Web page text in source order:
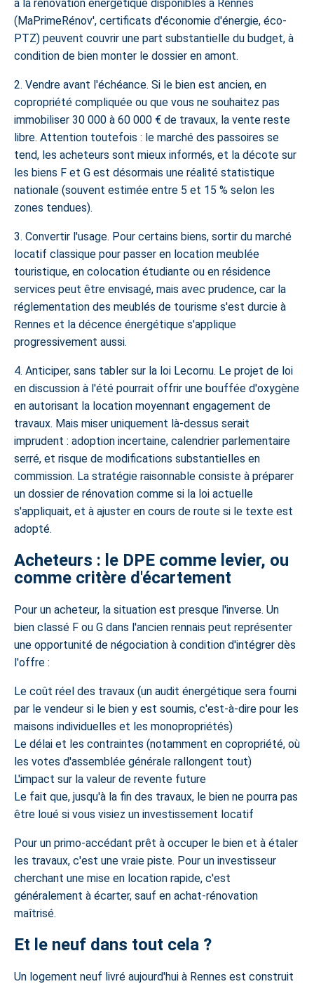
à la rénovation énergétique disponibles à Rennes
(MaPrimeRénov', certificats d'économie d'énergie, éco-
PTZ) peuvent couvrir une part substantielle du budget, à
condition de bien monter le dossier en amont.
2. Vendre avant l'échéance. Si le bien est ancien, en
copropriété compliquée ou que vous ne souhaitez pas
immobiliser 30 000 à 60 000 € de travaux, la vente reste
libre. Attention toutefois : le marché des passoires se
tend, les acheteurs sont mieux informés, et la décote sur
les biens F et G est désormais une réalité statistique
nationale (souvent estimée entre 5 et 15 % selon les
zones tendues).
3. Convertir l'usage. Pour certains biens, sortir du marché
locatif classique pour passer en location meublée
touristique, en colocation étudiante ou en résidence
services peut être envisagé, mais avec prudence, car la
réglementation des meublés de tourisme s'est durcie à
Rennes et la décence énergétique s'applique
progressivement aussi.
4. Anticiper, sans tabler sur la loi Lecornu. Le projet de loi
en discussion à l'été pourrait offrir une bouffée d'oxygène
en autorisant la location moyennant engagement de
travaux. Mais miser uniquement là-dessus serait
imprudent : adoption incertaine, calendrier parlementaire
serré, et risque de modifications substantielles en
commission. La stratégie raisonnable consiste à préparer
un dossier de rénovation comme si la loi actuelle
s'appliquait, et à ajuster en cours de route si le texte est
adopté.
Acheteurs : le DPE comme levier, ou
comme critère d'écartement
Pour un acheteur, la situation est presque l'inverse. Un
bien classé F ou G dans l'ancien rennais peut représenter
une opportunité de négociation à condition d'intégrer dès
l'offre :
Le coût réel des travaux (un audit énergétique sera fourni
par le vendeur si le bien y est soumis, c'est-à-dire pour les
maisons individuelles et les monopropriétés)
Le délai et les contraintes (notamment en copropriété, où
les votes d'assemblée générale rallongent tout)
L'impact sur la valeur de revente future
Le fait que, jusqu'à la fin des travaux, le bien ne pourra pas
être loué si vous visiez un investissement locatif
Pour un primo-accédant prêt à occuper le bien et à étaler
les travaux, c'est une vraie piste. Pour un investisseur
cherchant une mise en location rapide, c'est
généralement à écarter, sauf en achat-rénovation
maîtrisé.
Et le neuf dans tout cela ?
Un logement neuf livré aujourd'hui à Rennes est construit